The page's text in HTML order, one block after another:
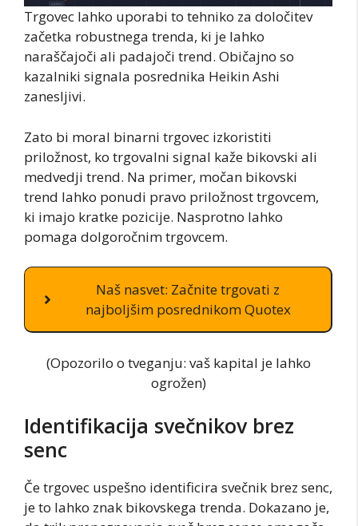
Trgovec lahko uporabi to tehniko za določitev
začetka robustnega trenda, ki je lahko
naraščajoči ali padajoči trend. Običajno so
kazalniki signala posrednika Heikin Ashi
zanesljivi.
Zato bi moral binarni trgovec izkoristiti
priložnost, ko trgovalni signal kaže bikovski ali
medvedji trend. Na primer, močan bikovski
trend lahko ponudi pravo priložnost trgovcem,
ki imajo kratke pozicije. Nasprotno lahko
pomaga dolgoročnim trgovcem.
Naš nasvet: Začnite trgovati z
najboljšim posrednikom Quotex
(Opozorilo o tveganju: vaš kapital je lahko
ogrožen)
Identifikacija svečnikov brez
senc
Če trgovec uspešno identificira svečnik brez senc,
je to lahko znak bikovskega trenda. Dokazano je,